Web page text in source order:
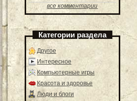
все комментарии
Категории раздела
Другое
Интересное
Компьютерные игры
Красота и здоровье
Люди и блоги